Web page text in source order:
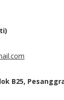
B25,